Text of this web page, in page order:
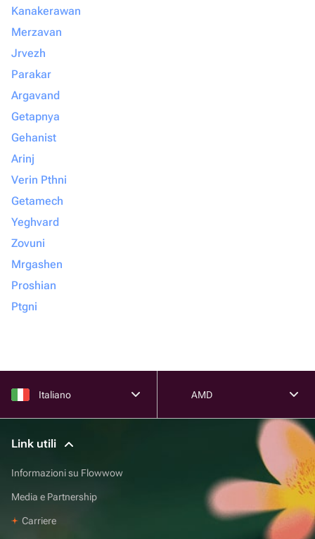
Kanakerawan
Merzavan
Jrvezh
Parakar
Argavand
Getapnya
Gehanist
Arinj
Verin Pthni
Getamech
Yeghvard
Zovuni
Mrgashen
Proshian
Ptgni
Italiano AMD
Link utili
Informazioni su Flowwow
Media e Partnership
Carriere